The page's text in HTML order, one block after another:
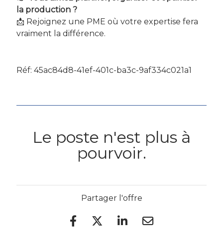
la production ?
📩 Rejoignez une PME où votre expertise fera
vraiment la différence.
Réf: 45ac84d8-41ef-401c-ba3c-9af334c021a1
Le poste n'est plus à
pourvoir.
Partager l'offre